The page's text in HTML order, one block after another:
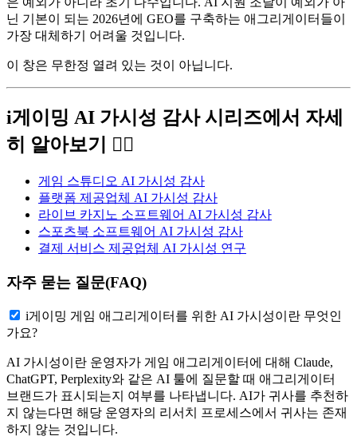
닌 기본이 되는 2026년에 GEO를 구축하는 애그리게이터들이
가장 대체하기 어려울 것입니다.
이 창은 무한정 열려 있는 것이 아닙니다.
i게이밍 AI 가시성 감사 시리즈에서 자세
히 알아보기 👇🏼
게임 스튜디오 AI 가시성 감사
플랫폼 제공업체 AI 가시성 감사
라이브 카지노 소프트웨어 AI 가시성 감사
스포츠북 소프트웨어 AI 가시성 감사
결제 서비스 제공업체 AI 가시성 연구
자주 묻는 질문(FAQ)
i게이밍 게임 애그리게이터를 위한 AI 가시성이란 무엇인
가요?
AI 가시성이란 운영자가 게임 애그리게이터에 대해 Claude,
ChatGPT, Perplexity와 같은 AI 툴에 질문할 때 애그리게이터
브랜드가 표시되는지 여부를 나타냅니다. AI가 귀사를 추천하
지 않는다면 해당 운영자의 리서치 프로세스에서 귀사는 존재
하지 않는 것입니다.